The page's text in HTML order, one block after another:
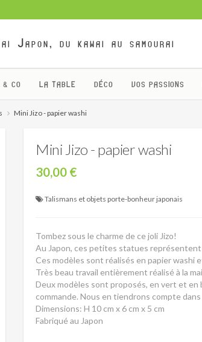
Japon, du kawai au samourai
& CO LA TABLE DÉCO VOS PASSIONS
Mini Jizo - papier washi
Mini Jizo - papier washi
30,00 €
Talismans et objets porte-bonheur japonais
Tombez sous le charme de ce joli Jizo!
Au Japon, ces petites statues
Ces modèles sont réalisés en papier washi
Très beau travail entièrement réalisé à la
Deux modèles sont proposés, en vert et en
commande. Nous en tiendrons compte
Dimensions: H 10 cm x 6 cm x 5 cm
Fabriqué au Japon